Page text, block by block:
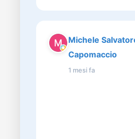
Michele
Capomaccio
1 mesi fa